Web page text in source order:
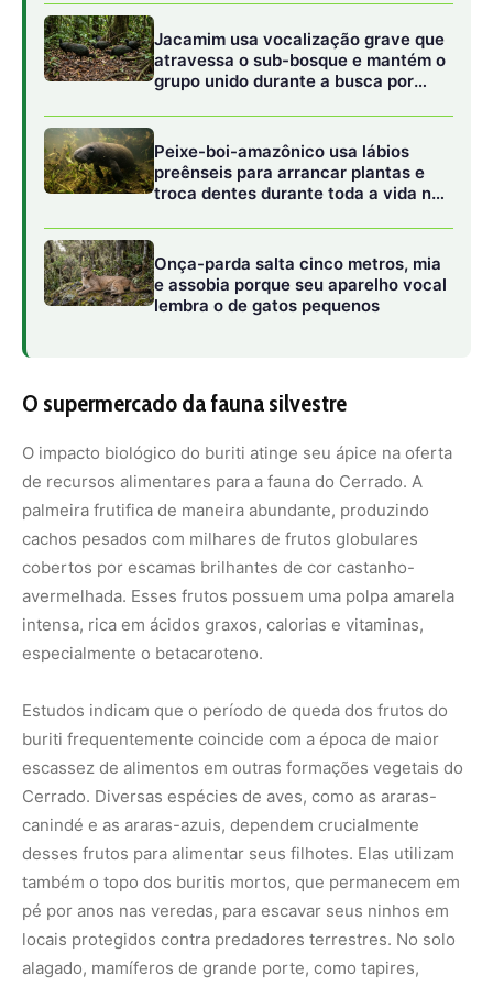
O supermercado da fauna silvestre
O impacto biológico do buriti atinge seu ápice na oferta
de recursos alimentares para a fauna do Cerrado. A
palmeira frutifica de maneira abundante, produzindo
cachos pesados com milhares de frutos globulares
cobertos por escamas brilhantes de cor castanho-
avermelhada. Esses frutos possuem uma polpa amarela
intensa, rica em ácidos graxos, calorias e vitaminas,
especialmente o betacaroteno.
Estudos indicam que o período de queda dos frutos do
escassez de alimentos em outras formações vegetais do
canindé e as araras-azuis, dependem crucialmente
desses frutos para alimentar seus filhotes. Elas utilizam
também o topo dos buritis mortos, que permanecem em
pé por anos nas veredas, para escavar seus ninhos em
locais protegidos contra predadores terrestres. No solo
alagado, mamíferos de grande porte, como tapires,
queixadas e o lobo-guará, consomem os frutos caídos,
atuando como eficientes dispersores das sementes ao